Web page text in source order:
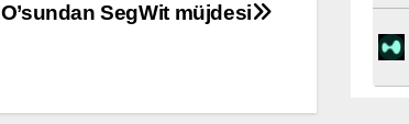
SegWit müjdesi